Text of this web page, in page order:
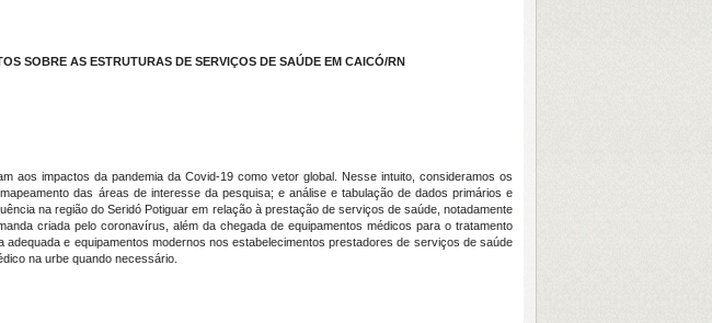
SOBRE AS ESTRUTURAS DE SERVIÇOS DE SAÚDE EM CAICÓ/RN
impactos da pandemia da Covid-19 como vetor global. Nesse intuito, consideramos os
das áreas de interesse da pesquisa; e análise e tabulação de dados primários e
na região do Seridó Potiguar em relação à prestação de serviços de saúde, notadamente
criada pelo coronavírus, além da chegada de equipamentos médicos para o tratamento
e equipamentos modernos nos estabelecimentos prestadores de serviços de saúde
na urbe quando necessário.